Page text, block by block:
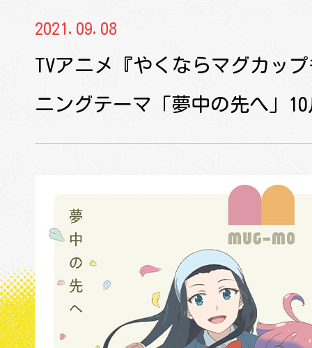
窯』
CHARACTER
LIVE ACTION
2021.09.08
TVアニメ『やくならマグカッ
ニングテーマ「夢中の先へ」